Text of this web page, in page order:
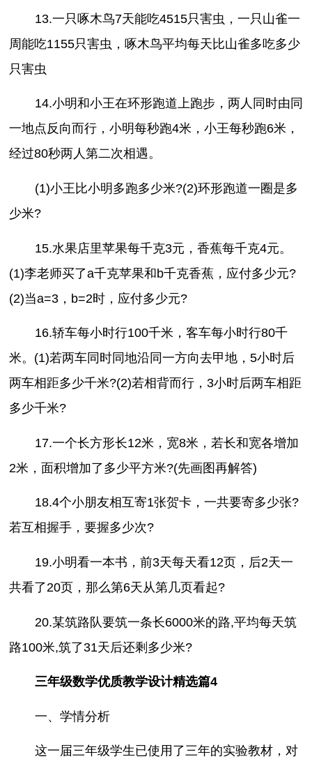
13.一只啄木鸟7天能吃4515只害虫，一只山雀一
周能吃1155只害虫，啄木鸟平均每天比山雀多吃多少
只害虫
14.小明和小王在环形跑道上跑步，两人同时由同
一地点反向而行，小明每秒跑4米，小王每秒跑6米，
经过80秒两人第二次相遇。
(1)小王比小明多跑多少米?(2)环形跑道一圈是多
少米?
15.水果店里苹果每千克3元，香蕉每千克4元。
(1)李老师买了a千克苹果和b千克香蕉，应付多少元?
(2)当a=3，b=2时，应付多少元?
16.轿车每小时行100千米，客车每小时行80千
米。(1)若两车同时同地沿同一方向去甲地，5小时后
两车相距多少千米?(2)若相背而行，3小时后两车相距
多少千米?
17.一个长方形长12米，宽8米，若长和宽各增加
2米，面积增加了多少平方米?(先画图再解答)
18.4个小朋友相互寄1张贺卡，一共要寄多少张?
若互相握手，要握多少次?
19.小明看一本书，前3天每天看12页，后2天一
共看了20页，那么第6天从第几页看起?
20.某筑路队要筑一条长6000米的路,平均每天筑
路100米,筑了31天后还剩多少米?
三年级数学优质教学设计精选篇4
一、学情分析
这一届三年级学生已使用了三年的实验教材，对